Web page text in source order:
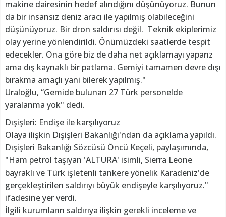
makine dairesinin hedef alındığını düşünüyoruz. Bunun
da bir insansız deniz aracı ile yapılmış olabileceğini
düşünüyoruz. Bir dron saldırısı değil. Teknik ekiplerimiz
olay yerine yönlendirildi. Önümüzdeki saatlerde tespit
edecekler. Ona göre biz de daha net açıklamayı yaparız
ama dış kaynaklı bir patlama. Gemiyi tamamen devre dışı
bırakma amaçlı yani bilerek yapılmış."
Uraloğlu, “Gemide bulunan 27 Türk personelde
yaralanma yok" dedi.
Dışişleri: Endişe ile karşılıyoruz
Olaya ilişkin Dışişleri Bakanlığı'ndan da açıklama yapıldı.
Dışişleri Bakanlığı Sözcüsü Öncü Keçeli, paylaşımında,
"Ham petrol taşıyan 'ALTURA' isimli, Sierra Leone
bayraklı ve Türk işletenli tankere yönelik Karadeniz'de
gerçekleştirilen saldırıyı büyük endişeyle karşılıyoruz."
ifadesine yer verdi.
İlgili kurumların saldırıya ilişkin gerekli inceleme ve